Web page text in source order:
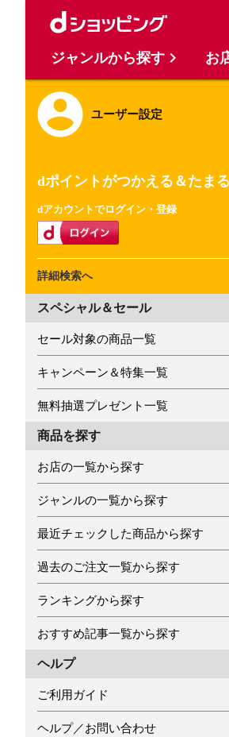
ユーザー設定
dポイントがつかえる＆たまる
dアカウントでログイン・登録
詳細検索へ
スペシャル＆セール
セール対象の商品一覧
キャンペーン＆特集一覧
無料抽選プレゼント一覧
商品を探す
お店の一覧から探す
ジャンルの一覧から探す
最近チェックした商品から探す
過去のご注文一覧から探す
ランキングから探す
おすすめ記事一覧から探す
ヘルプ
ご利用ガイド
ヘルプ／お問い合わせ
ジャンルから探す お